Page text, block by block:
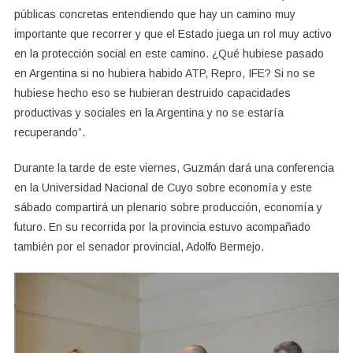
públicas concretas entendiendo que hay un camino muy
importante que recorrer y que el Estado juega un rol muy activo
en la protección social en este camino. ¿Qué hubiese pasado
en Argentina si no hubiera habido ATP, Repro, IFE? Si no se
hubiese hecho eso se hubieran destruido capacidades
productivas y sociales en la Argentina y no se estaría
recuperando”.
Durante la tarde de este viernes, Guzmán dará una conferencia
en la Universidad Nacional de Cuyo sobre economía y este
sábado compartirá un plenario sobre producción, economía y
futuro. En su recorrida por la provincia estuvo acompañado
también por el senador provincial, Adolfo Bermejo.